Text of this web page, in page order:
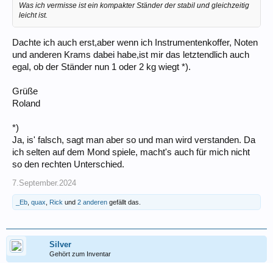
Was ich vermisse ist ein kompakter Ständer der stabil und gleichzeitig
leicht ist.
Dachte ich auch erst,aber wenn ich Instrumentenkoffer, Noten
und anderen Krams dabei habe,ist mir das letztendlich auch
egal, ob der Ständer nun 1 oder 2 kg wiegt *).
Grüße
Roland
*)
Ja, is' falsch, sagt man aber so und man wird verstanden. Da
ich selten auf dem Mond spiele, macht's auch für mich nicht
so den rechten Unterschied.
7.September.2024
_Eb quax Rick und 2 anderen gefällt das.
Silver
Gehört zum Inventar